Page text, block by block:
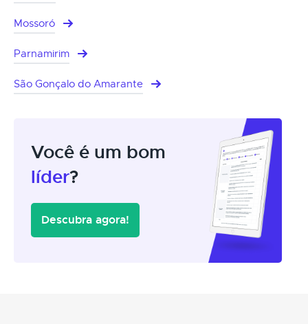
Mossoró
Parnamirim
São Gonçalo do Amarante
Você é um bom
líder?
Descubra agora!